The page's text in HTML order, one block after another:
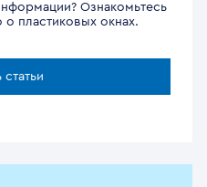
Ознакомьтесь
пластиковых окнах.
статьи